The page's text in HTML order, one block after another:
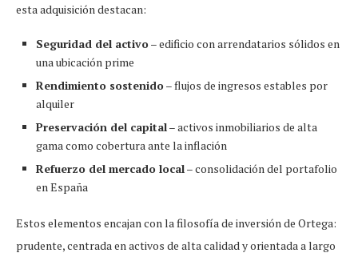
esta adquisición destacan:
Seguridad del activo– edificio con arrendatarios sólidos en
una ubicación prime
Rendimiento sostenido– flujos de ingresos estables por
alquiler
Preservación del capital– activos inmobiliarios de alta
gama como cobertura ante la inflación
Refuerzo del mercado local– consolidación del portafolio
en España
Estos elementos encajan con la filosofía de inversión de Ortega:
prudente, centrada en activos de alta calidad y orientada a largo